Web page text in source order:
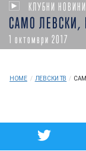
КЛУБНИ
САМО ЛЕВСКИ,
1 октомври 2017
HOME / ЛЕВСКИ ТВ /